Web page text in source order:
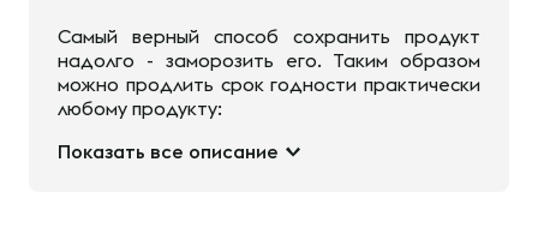
Самый верный способ сохранить продукт
надолго - заморозить его. Таким образом
можно продлить срок годности практически
любому продукту:
Показать все описание